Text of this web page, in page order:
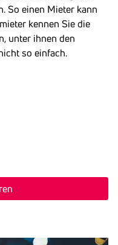
So einen Mieter kann
kennen Sie die
unter ihnen den
so einfach.